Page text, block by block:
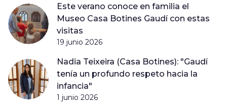
Este verano conoce en familia el
Museo Casa Botines Gaudí con estas
visitas
19 junio 2026
Nadia Teixeira (Casa Botines): "Gaudí
tenía un profundo respeto hacia la
infancia"
1 junio 2026